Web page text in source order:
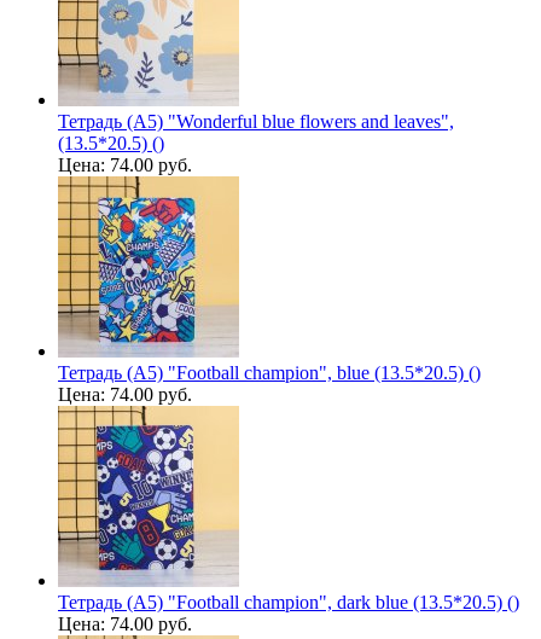
Тетрадь (A5) "Wonderful blue flowers and leaves",
(13.5*20.5) ()
Цена: 74.00 руб.
Тетрадь (A5) "Football champion", blue (13.5*20.5) ()
Цена: 74.00 руб.
Тетрадь (A5) "Football champion", dark blue (13.5*20.5) ()
Цена: 74.00 руб.